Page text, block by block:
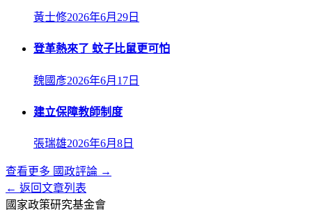
黃士修2026年6月29日
登革熱來了 蚊子比鼠更可怕
魏國彥2026年6月17日
建立保障教師制度
張瑞雄2026年6月8日
查看更多 國政評論 →
← 返回文章列表
國家政策研究基金會